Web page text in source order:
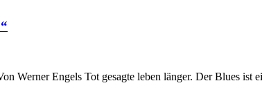
Werner Engels Tot gesagte leben länger. Der Blues ist